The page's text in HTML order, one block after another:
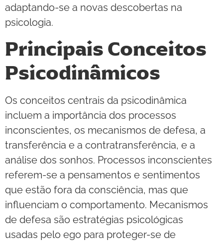
adaptando-se a novas descobertas na
psicologia.
Principais Conceitos
Psicodinâmicos
Os conceitos centrais da psicodinâmica
incluem a importância dos processos
inconscientes, os mecanismos de defesa, a
transferência e a contratransferência, e a
análise dos sonhos. Processos inconscientes
referem-se a pensamentos e sentimentos
que estão fora da consciência, mas que
influenciam o comportamento. Mecanismos
de defesa são estratégias psicológicas
usadas pelo ego para proteger-se de